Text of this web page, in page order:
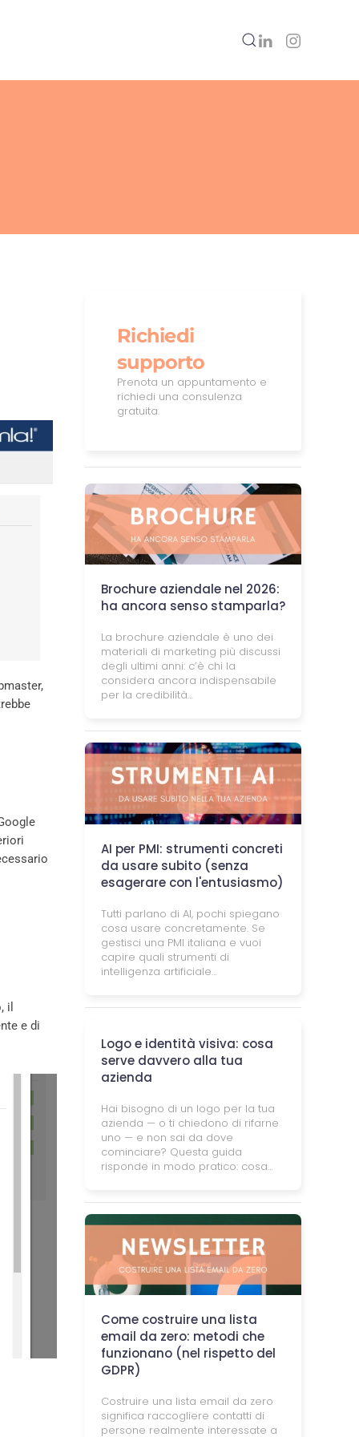
il
e di
Richiedi
supporto
Prenota un appuntamento e
richiedi una consulenza
gratuita.
Brochure aziendale nel 2026:
ha ancora senso stamparla?
La brochure aziendale è uno dei
materiali di marketing più discussi
degli ultimi anni: c’è chi la
considera ancora indispensabile
per la credibilità…
AI per PMI: strumenti concreti
da usare subito (senza
esagerare con l'entusiasmo)
Tutti parlano di AI, pochi spiegano
cosa usare concretamente. Se
gestisci una PMI italiana e vuoi
capire quali strumenti di
intelligenza artificiale…
Logo e identità visiva: cosa
serve davvero alla tua
azienda
Hai bisogno di un logo per la tua
azienda — o ti chiedono di rifarne
uno — e non sai da dove
cominciare? Questa guida
risponde in modo pratico: cosa…
Come costruire una lista
email da zero: metodi che
funzionano (nel rispetto del
GDPR)
Costruire una lista email da zero
significa raccogliere contatti di
persone realmente interessate a